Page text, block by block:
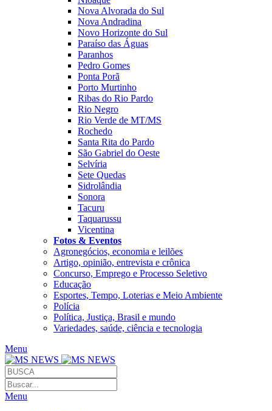
Nova Alvorada do Sul
Nova Andradina
Novo Horizonte do Sul
Paraíso das Águas
Paranhos
Pedro Gomes
Ponta Porã
Porto Murtinho
Ribas do Rio Pardo
Rio Negro
Rio Verde de MT/MS
Rochedo
Santa Rita do Pardo
São Gabriel do Oeste
Selvíria
Sete Quedas
Sidrolândia
Sonora
Tacuru
Taquarussu
Vicentina
Fotos & Eventos
Agronegócios, economia e leilões
Artigo, opinião, entrevista e crônica
Concurso, Emprego e Processo Seletivo
Educação
Esportes, Tempo, Loterias e Meio Ambiente
Polícia
Política, Justiça, Brasil e mundo
Variedades, saúde, ciência e tecnologia
Menu
Menu